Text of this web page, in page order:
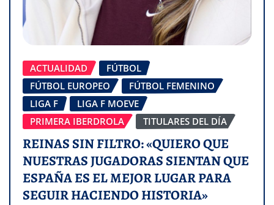
ACTUALIDAD
FÚTBOL
FÚTBOL EUROPEO
FÚTBOL FEMENINO
LIGA F
LIGA F MOEVE
PRIMERA IBERDROLA
TITULARES DEL DÍA
REINAS SIN FILTRO: «QUIERO QUE
NUESTRAS JUGADORAS SIENTAN QUE
ESPAÑA ES EL MEJOR LUGAR PARA
SEGUIR HACIENDO HISTORIA»